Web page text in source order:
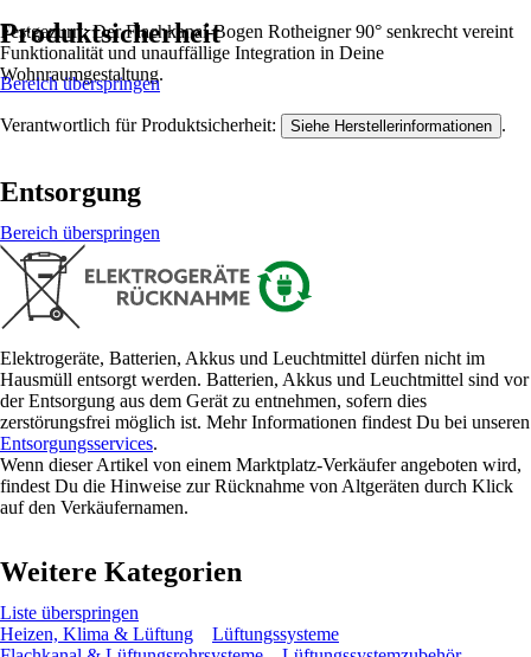
Festgezurrt: Der Flachkanal-Bogen Rotheigner 90° senkrecht vereint
Funktionalität und unauffällige Integration in Deine
Wohnraumgestaltung.
Produktsicherheit
Bereich überspringen
Verantwortlich für Produktsicherheit: Siehe Herstellerinformationen .
Entsorgung
Bereich überspringen
Elektrogeräte, Batterien, Akkus und Leuchtmittel dürfen nicht im
Hausmüll entsorgt werden. Batterien, Akkus und Leuchtmittel sind vor
der Entsorgung aus dem Gerät zu entnehmen, sofern dies
zerstörungsfrei möglich ist. Mehr Informationen findest Du bei unseren
Entsorgungsservices.
Wenn dieser Artikel von einem Marktplatz-Verkäufer angeboten wird,
findest Du die Hinweise zur Rücknahme von Altgeräten durch Klick
auf den Verkäufernamen.
Weitere Kategorien
Liste überspringen
Heizen, Klima & Lüftung
Lüftungssysteme